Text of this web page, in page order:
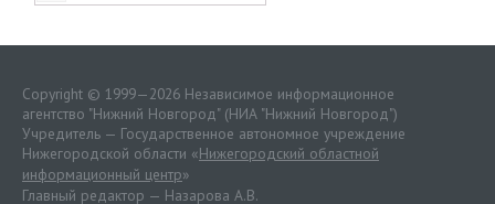
Copyright © 1999—2026 Независимое информационное
агентство "Нижний Новгород" (НИА "Нижний Новгород")
Учредитель — Государственное автономное учреждение
Нижегородской области «Нижегородский областной
информационный центр»
Главный редактор — Назарова А.В.